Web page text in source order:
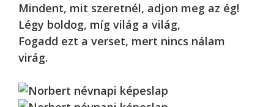
Mindent, mit szeretnél, adjon meg az ég!
Légy boldog, míg világ a világ,
Fogadd ezt a verset, mert nincs nálam
virág.